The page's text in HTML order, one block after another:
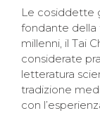
Le cosiddette
fondante della
millenni, il Tai
considerate
letteratura
tradizione
con